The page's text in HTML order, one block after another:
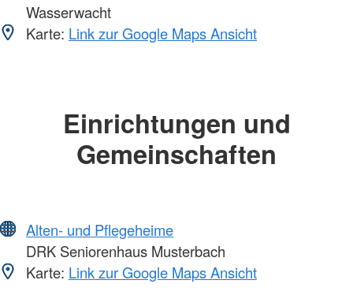
Wasserwacht
Karte: Link zur Google Maps Ansicht
Einrichtungen und
Gemeinschaften
Alten- und Pflegeheime
DRK Seniorenhaus Musterbach
Karte: Link zur Google Maps Ansicht